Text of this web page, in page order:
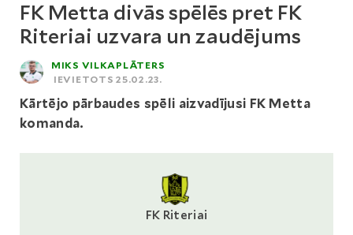
FK Metta divās spēlēs pret FK
Riteriai uzvara un zaudējums
MIKS VILKAPLĀTERS
IEVIETOTS 25.02.23.
Kārtējo pārbaudes spēli aizvadījusi FK Metta
komanda.
FK Riteriai